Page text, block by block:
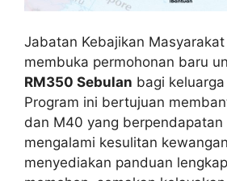
Jabatan Kebajikan
membuka permohonan baru
RM350 Sebulan bagi
Program ini bertujuan
dan M40 yang berpendapatan
mengalami kesulitan
menyediakan panduan